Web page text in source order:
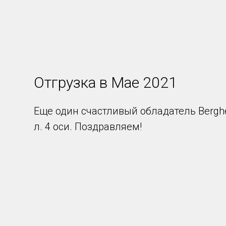
Отгрузка в Мае 2021
Еще один счастливый обладатель
л. 4 оси. Поздравляем!